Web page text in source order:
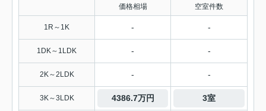
価格相場 空室件数
1R～1K - -
1DK～1LDK - -
2K～2LDK - -
3K～3LDK 4386.7万円 3室